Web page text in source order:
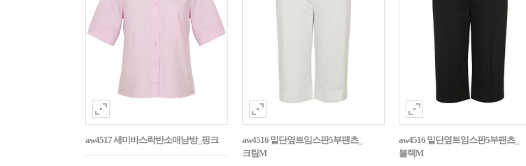
aw4517 세미바스락반소매남방_핑크
aw4516 밑단옆트임스판5부팬츠_
크림M
aw4516 밑단옆트임스판5부팬츠_
블랙M